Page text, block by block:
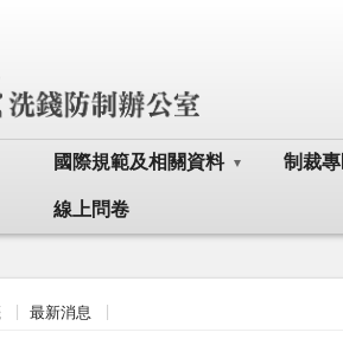
國際規範及相關資料 制裁專
線上問卷
最新消息